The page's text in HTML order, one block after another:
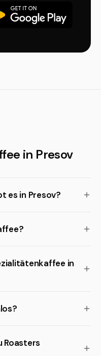
in Presov
es in Presov?
in
Roasters